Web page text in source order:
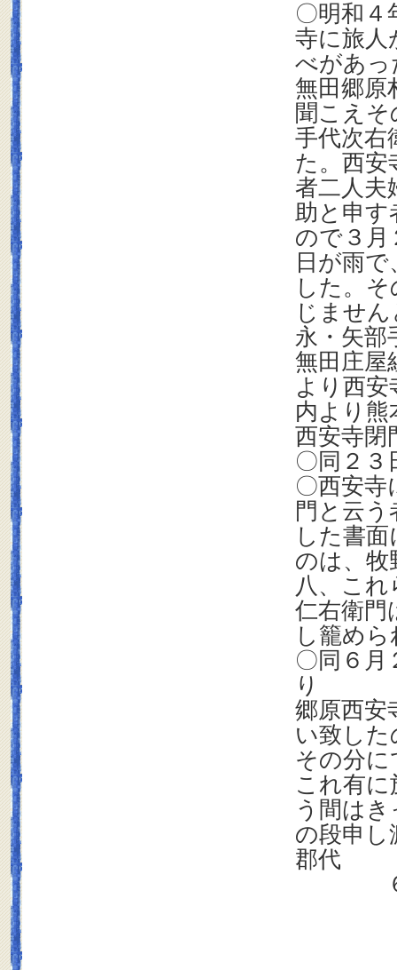
〇明和４
寺に旅人
べがあっ
無田郷原
聞こえ
手代次右
た。西安
者二人夫
助と申す
ので３月
日が雨
した。
じませ
永・矢部
無田庄屋
より西
内より
西安寺閉
〇同２３
〇西安寺
門と云
した書
のは、牧
八、こ
仁右衛門
し籠め
〇同６月
り
郷原西
い致し
その分に
これ有
う間は
の段申
郡代
６月